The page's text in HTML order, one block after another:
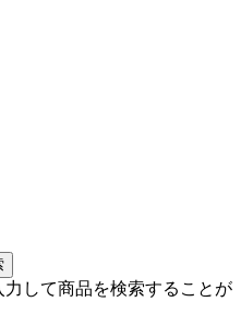
して商品を検索することが